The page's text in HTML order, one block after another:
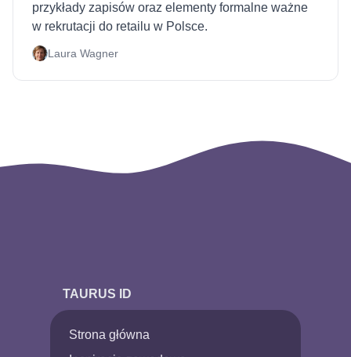
przykłady zapisów oraz elementy formalne ważne
w rekrutacji do retailu w Polsce.
Laura Wagner
TAURUS ID
Strona główna